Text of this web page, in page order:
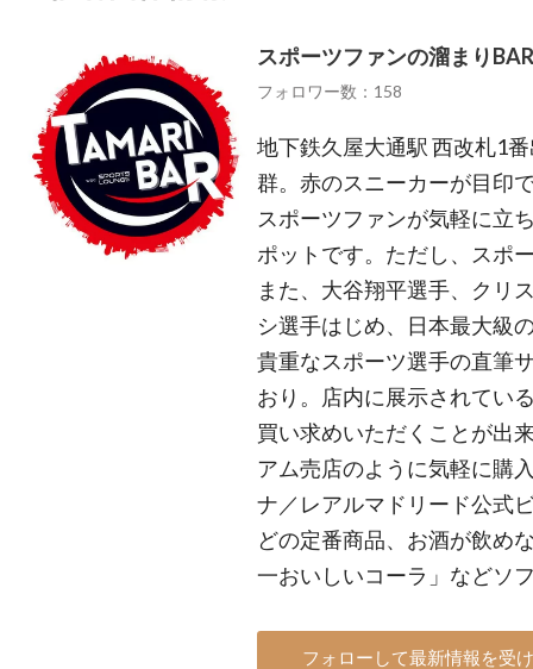
スポーツファンの溜まりBAR
フォロワー数：158
地下鉄久屋大通駅 西改札1
群。赤のスニーカーが目印
スポーツファンが気軽に立
ポットです。ただし、スポ
また、大谷翔平選手、クリ
シ選手はじめ、日本最大級
貴重なスポーツ選手の直筆
おり。店内に展示されてい
買い求めいただくことが出
アム売店のように気軽に購
ナ／レアルマドリード公式
どの定番商品、お酒が飲め
一おいしいコーラ」などソ
フォローして最新情報を受